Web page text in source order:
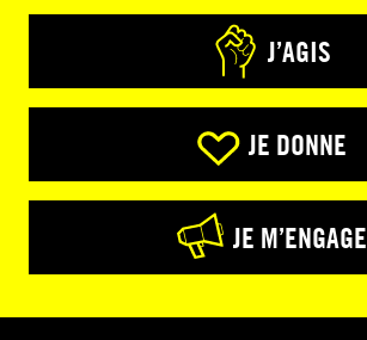
J’AGIS
JE DONNE
JE M’ENGAGE